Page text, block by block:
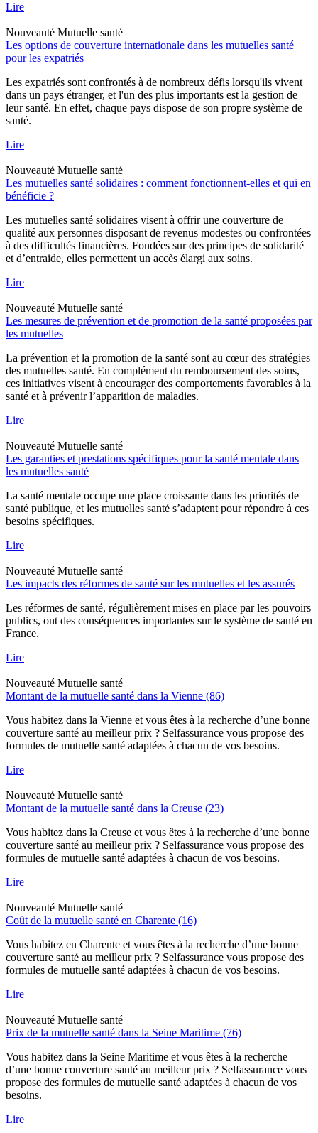
Lire
Nouveauté Mutuelle santé
Les options de couverture internationale dans les mutuelles santé
pour les expatriés
Les expatriés sont confrontés à de nombreux défis lorsqu'ils vivent
dans un pays étranger, et l'un des plus importants est la gestion de
leur santé. En effet, chaque pays dispose de son propre système de
santé.
Lire
Nouveauté Mutuelle santé
Les mutuelles santé solidaires : comment fonctionnent-elles et qui en
bénéficie ?
Les mutuelles santé solidaires visent à offrir une couverture de
qualité aux personnes disposant de revenus modestes ou confrontées
à des difficultés financières. Fondées sur des principes de solidarité
et d’entraide, elles permettent un accès élargi aux soins.
Lire
Nouveauté Mutuelle santé
Les mesures de prévention et de promotion de la santé proposées par
les mutuelles
La prévention et la promotion de la santé sont au cœur des stratégies
des mutuelles santé. En complément du remboursement des soins,
ces initiatives visent à encourager des comportements favorables à la
santé et à prévenir l’apparition de maladies.
Lire
Nouveauté Mutuelle santé
Les garanties et prestations spécifiques pour la santé mentale dans
les mutuelles santé
La santé mentale occupe une place croissante dans les priorités de
santé publique, et les mutuelles santé s’adaptent pour répondre à ces
besoins spécifiques.
Lire
Nouveauté Mutuelle santé
Les impacts des réformes de santé sur les mutuelles et les assurés
Les réformes de santé, régulièrement mises en place par les pouvoirs
publics, ont des conséquences importantes sur le système de santé en
France.
Lire
Nouveauté Mutuelle santé
Montant de la mutuelle santé dans la Vienne (86)
Vous habitez dans la Vienne et vous êtes à la recherche d’une bonne
couverture santé au meilleur prix ? Selfassurance vous propose des
formules de mutuelle santé adaptées à chacun de vos besoins.
Lire
Nouveauté Mutuelle santé
Montant de la mutuelle santé dans la Creuse (23)
Vous habitez dans la Creuse et vous êtes à la recherche d’une bonne
couverture santé au meilleur prix ? Selfassurance vous propose des
formules de mutuelle santé adaptées à chacun de vos besoins.
Lire
Nouveauté Mutuelle santé
Coût de la mutuelle santé en Charente (16)
Vous habitez en Charente et vous êtes à la recherche d’une bonne
couverture santé au meilleur prix ? Selfassurance vous propose des
formules de mutuelle santé adaptées à chacun de vos besoins.
Lire
Nouveauté Mutuelle santé
Prix de la mutuelle santé dans la Seine Maritime (76)
Vous habitez dans la Seine Maritime et vous êtes à la recherche
d’une bonne couverture santé au meilleur prix ? Selfassurance vous
propose des formules de mutuelle santé adaptées à chacun de vos
besoins.
Lire